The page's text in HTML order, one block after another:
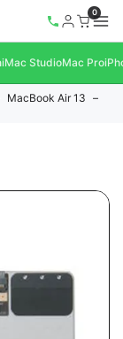
0
Mac StudioMac Pro
MacBook Air 13